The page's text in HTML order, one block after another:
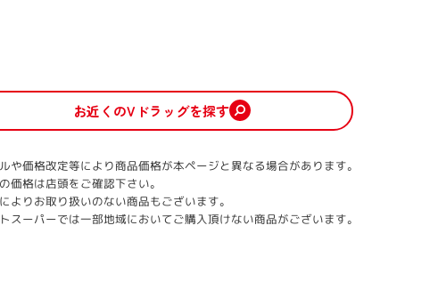
お近くのVドラッグを探す
や価格改定等により商品価格が本ページと異なる場合があります。
価格は店頭をご確認下さい。
よりお取り扱いのない商品もございます。
スーパーでは一部地域においてご購入頂けない商品がございます。